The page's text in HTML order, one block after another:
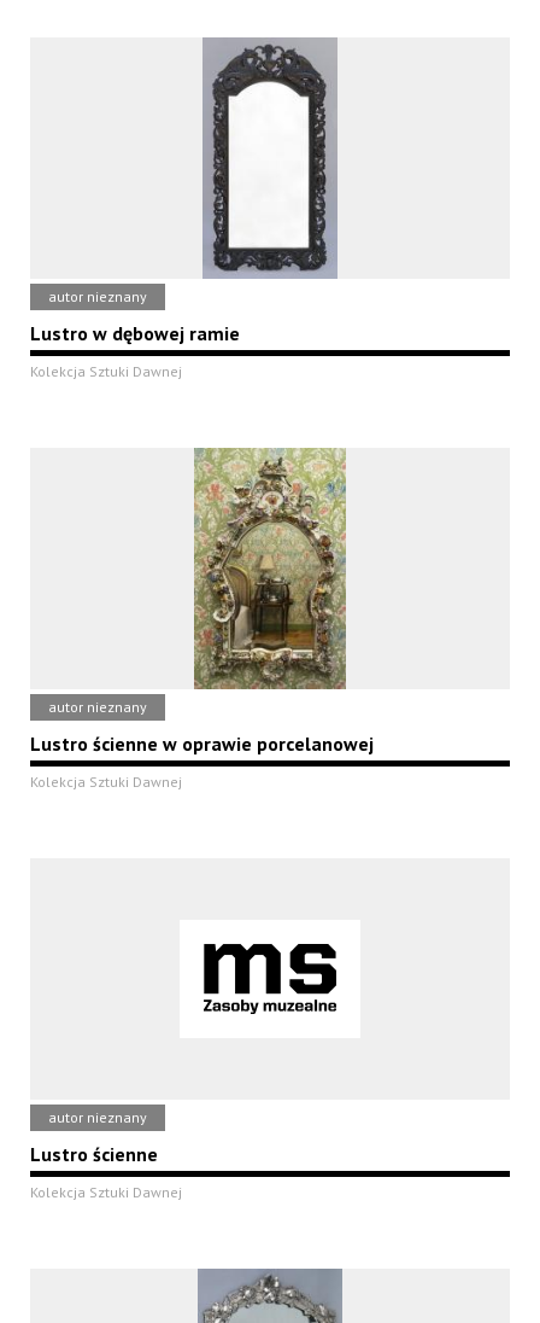
autor nieznany
Lustro w dębowej ramie
Kolekcja Sztuki Dawnej
autor nieznany
Lustro ścienne w oprawie porcelanowej
Kolekcja Sztuki Dawnej
autor nieznany
Lustro ścienne
Kolekcja Sztuki Dawnej